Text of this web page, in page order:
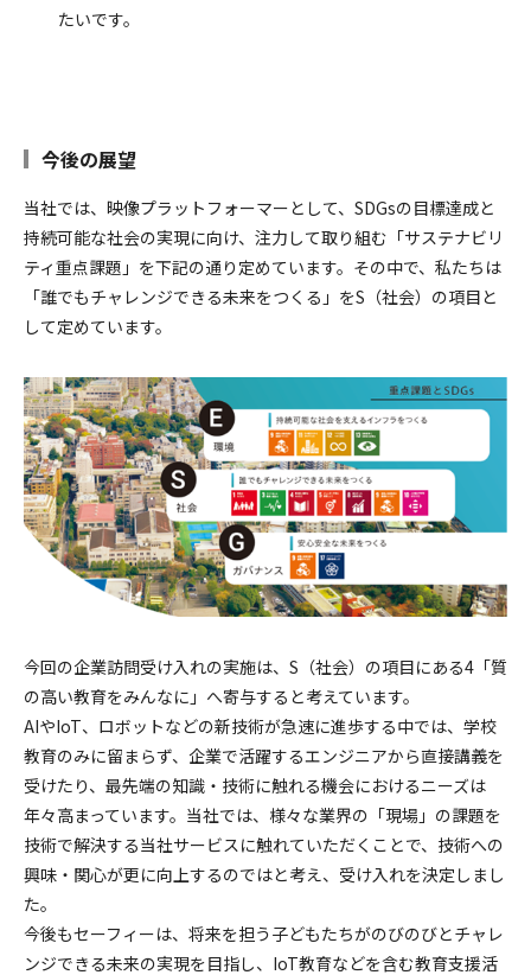
たいです。
今後の展望
当社では、映像プラットフォーマーとして、SDGsの目標達成と
持続可能な社会の実現に向け、注力して取り組む「サステナビリ
ティ重点課題」を下記の通り定めています。その中で、私たちは
「誰でもチャレンジできる未来をつくる」をS（社会）の項目と
して定めています。
今回の企業訪問受け入れの実施は、S（社会）の項目にある4「質
の高い教育をみんなに」へ寄与すると考えています。
AIやIoT、ロボットなどの新技術が急速に進歩する中では、学校
教育のみに留まらず、企業で活躍するエンジニアから直接講義を
受けたり、最先端の知識・技術に触れる機会におけるニーズは
年々高まっています。当社では、様々な業界の「現場」の課題を
技術で解決する当社サービスに触れていただくことで、技術への
興味・関心が更に向上するのではと考え、受け入れを決定しまし
た。
今後もセーフィーは、将来を担う子どもたちがのびのびとチャレ
ンジできる未来の実現を目指し、IoT教育などを含む教育支援活